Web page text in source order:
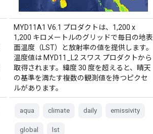
MYD11A1 V6.1 プロダクトは、1,200 x
1,200 キロメートルのグリッドで毎日の地表
面温度（LST）と放射率の値を提供します。
温度値は MYD11_L2 スワス プロダクトから
取得されます。緯度 30 度を超えると、晴天
の基準を満たす複数の観測値を持つピクセ
ルがあります。
aqua climate daily emissivity
global lst